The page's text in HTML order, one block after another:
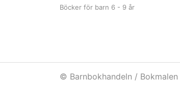
Böcker för barn 6 - 9 år
© Barnbokhandeln / Bokmalen